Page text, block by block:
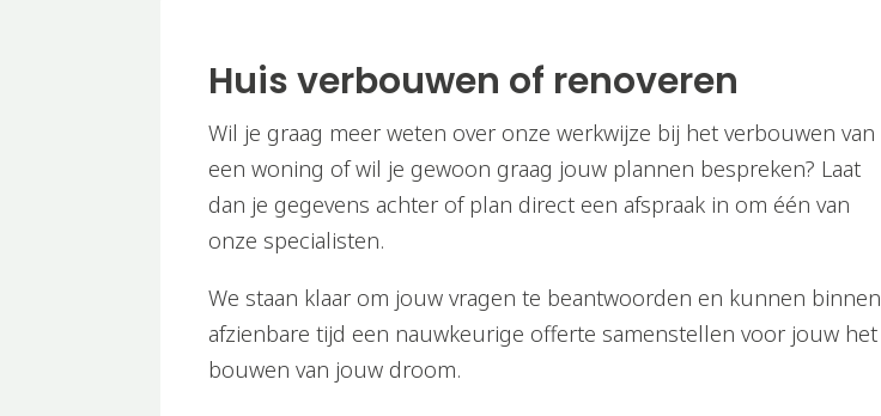
Huis verbouwen of renoveren
Wil je graag meer weten over onze werkwijze bij het verbouwen van
een woning of wil je gewoon graag jouw plannen bespreken? Laat
dan je gegevens achter of plan direct een afspraak in om één van
onze specialisten.
We staan klaar om jouw vragen te beantwoorden en kunnen binnen
afzienbare tijd een nauwkeurige offerte samenstellen voor jouw het
bouwen van jouw droom.